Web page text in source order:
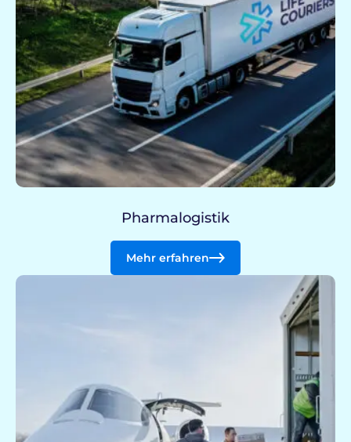
Pharmalogistik
Mehr erfahren